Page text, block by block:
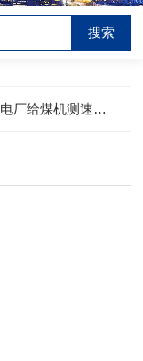
电厂给煤机测速传感器